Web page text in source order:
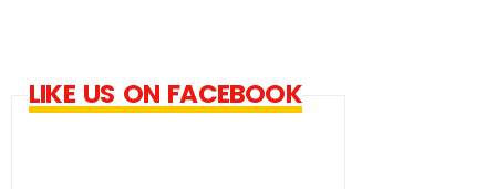
LIKE US ON FACEBOOK